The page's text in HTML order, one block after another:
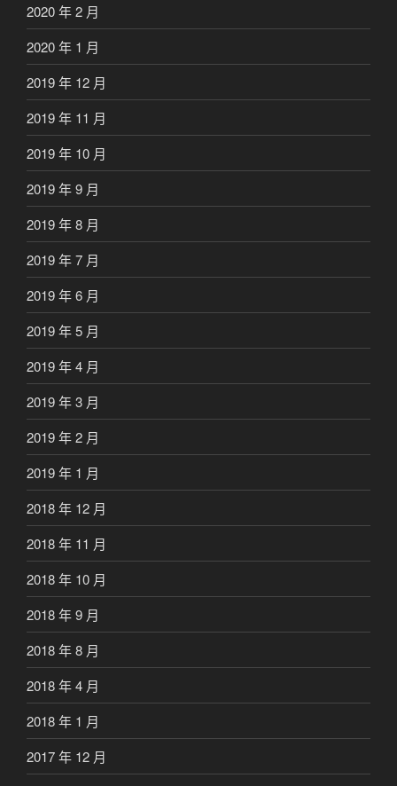
2020 年 2 月
2020 年 1 月
2019 年 12 月
2019 年 11 月
2019 年 10 月
2019 年 9 月
2019 年 8 月
2019 年 7 月
2019 年 6 月
2019 年 5 月
2019 年 4 月
2019 年 3 月
2019 年 2 月
2019 年 1 月
2018 年 12 月
2018 年 11 月
2018 年 10 月
2018 年 9 月
2018 年 8 月
2018 年 4 月
2018 年 1 月
2017 年 12 月